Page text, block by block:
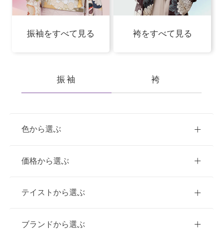
振袖をすべて見る 袴をすべて見る
振袖 袴
色から選ぶ
赤
価格から選ぶ
ご購入
10万円台以下
テイストから選ぶ
クラシック
ブランドから選ぶ